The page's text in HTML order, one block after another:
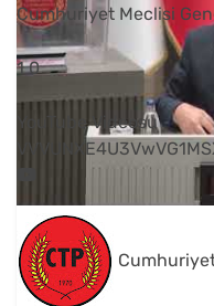
Cumhuriyet Meclisi
1 0
YouTube Videosu